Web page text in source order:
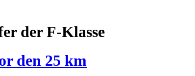
der F-Klasse
den 25 km